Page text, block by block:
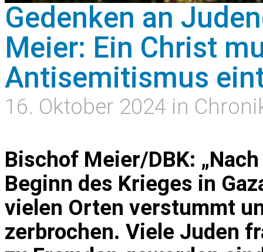
Gedenken an
Meier: Ein Christ
Antisemitismus
16. Oktober 2024 in
Bischof Meier/DBK:
Beginn des Krieges in
vielen Orten verstummt
zerbrochen. Viele Juden